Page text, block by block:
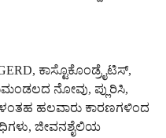
ಕಾಸ್ಟೊಕೊಂಡ್ರೈಟಿಸ್,
ನೋವು, ಪ್ಲುರಿಸಿ,
ಹಲವಾರು ಕಾರಣಗಳಿಂದ
ಜೀವನಶೈಲಿಯ